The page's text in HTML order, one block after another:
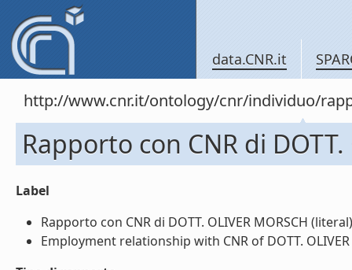
data.CNR.it
http://www.cnr.it/ontology/cnr/individuo/
Rapporto con CNR di DOTT.
Label
Rapporto con CNR di DOTT. OLIVER MORSCH (literal)
Employment relationship with CNR of DOTT.